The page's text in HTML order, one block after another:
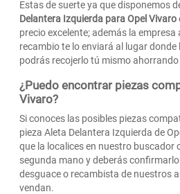
Estas de suerte ya que disponemos
Delantera Izquierda para Opel Vivaro
precio excelente; además la empresa
recambio te lo enviará al lugar donde
podrás recojerlo tú mismo
¿Puedo encontrar piezas
Vivaro?
Si conoces las posibles piezas
pieza Aleta Delantera Izquierda de
que la localices en nuestro buscador
segunda mano y deberás
desguace o recambista de nuestros
vendan.